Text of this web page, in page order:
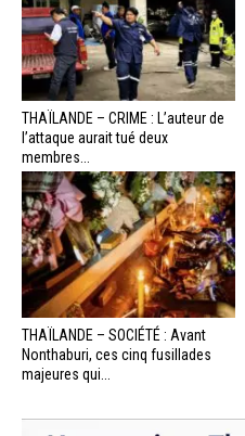
THAÏLANDE – CRIME : L’auteur de
l’attaque aurait tué deux
membres...
THAÏLANDE – SOCIÉTÉ : Avant
Nonthaburi, ces cinq fusillades
majeures qui...